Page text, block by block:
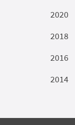
2020
2018
2016
2014